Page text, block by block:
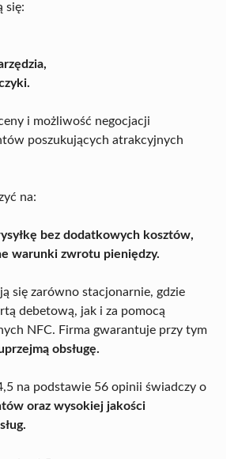
się:
i możliwość negocjacji
poszukujących atrakcyjnych
na:
bez dodatkowych kosztów,
warunki zwrotu pieniędzy.
się zarówno stacjonarnie, gdzie
debetową, jak i za pomocą
NFC. Firma gwarantuje przy tym
obsługę.
na podstawie 56 opinii świadczy o
oraz wysokiej jakości